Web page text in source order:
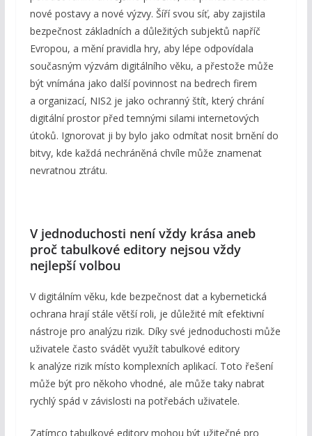
nové postavy a nové výzvy. Šíří svou síť, aby zajistila
bezpečnost základních a důležitých subjektů napříč
Evropou, a mění pravidla hry, aby lépe odpovídala
současným výzvám digitálního věku, a přestože může
být vnímána jako další povinnost na bedrech firem
a organizací, NIS2 je jako ochranný štít, který chrání
digitální prostor před temnými silami internetových
útoků. Ignorovat ji by bylo jako odmítat nosit brnění do
bitvy, kde každá nechráněná chvíle může znamenat
nevratnou ztrátu.
V jednoduchosti není vždy krása aneb
proč tabulkové editory nejsou vždy
nejlepší volbou
V digitálním věku, kde bezpečnost dat a kybernetická
ochrana hrají stále větší roli, je důležité mít efektivní
nástroje pro analýzu rizik. Díky své jednoduchosti může
uživatele často svádět využít tabulkové editory
k analýze rizik místo komplexních aplikací. Toto řešení
může být pro někoho vhodné, ale může taky nabrat
rychlý spád v závislosti na potřebách uživatele.
Zatímco tabulkové editory mohou být užitečné pro